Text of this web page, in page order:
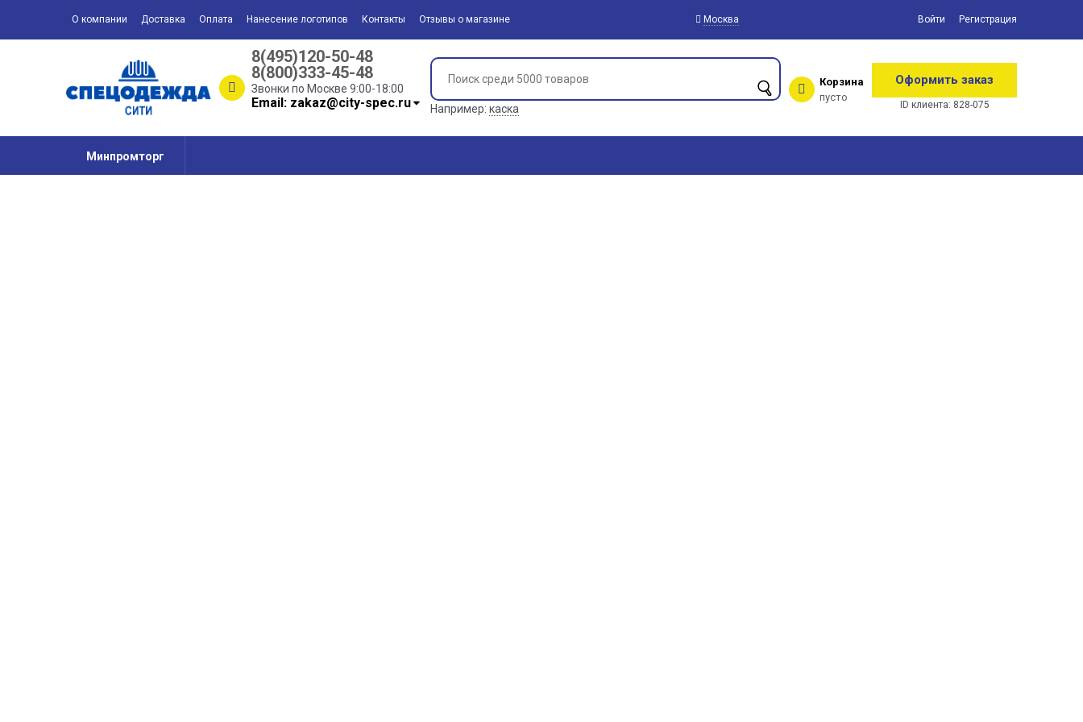
О компании Доставка Оплата Нанесение логотипов Контакты Отзывы о магазине Москва Войти Регистрация
8(495)120-50-48
8(800)333-45-48
Звонки по Москве 9:00-18:00
Email: zakaz@city-spec.ru Например: каска
Корзина
пусто
Оформить заказ
ID клиента: 828-075
Минпромторг